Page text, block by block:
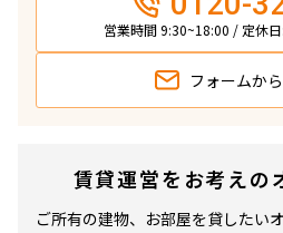
営業時間 9:30~18:00 / 定休
フォームから
賃貸運営をお考えの
ご所有の建物、お部屋を貸したい